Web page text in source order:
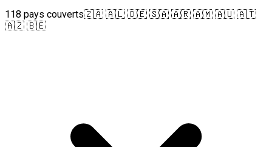
118 pays couverts🇿🇦 🇦🇱 🇩🇪 🇸🇦 🇦🇷 🇦🇲 🇦🇺 🇦🇹
🇦🇿 🇧🇪